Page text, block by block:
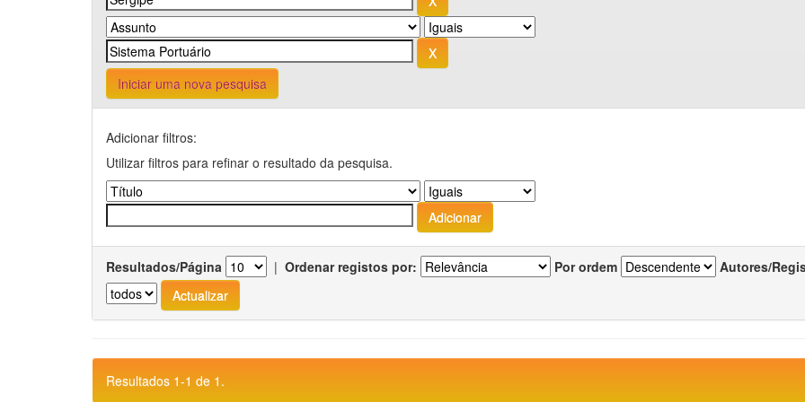
Iniciar uma nova pesquisa
Adicionar filtros:
Utilizar filtros para refinar o resultado da pesquisa.
Resultados/Página | Ordenar registos por: Por ordem Autores/
Resultados 1-1 de 1.